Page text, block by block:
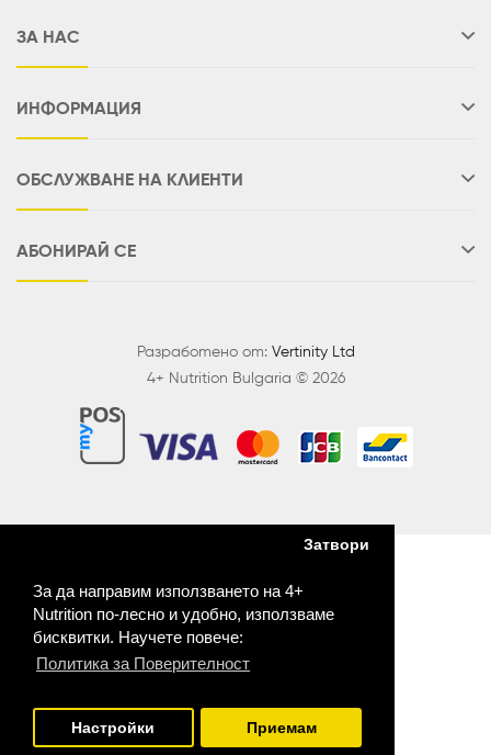
За да направим използването на 4+
Nutrition по-лесно и удобно, използваме
бисквитки. Научете повече:
Политика за Поверителност
Затвори
Настройки Приемам
ЗА НАС
ИНФОРМАЦИЯ
ОБСЛУЖВАНЕ НА КЛИЕНТИ
АБОНИРАЙ СЕ
Разработено от: Vertinity Ltd
4+ Nutrition Bulgaria © 2026